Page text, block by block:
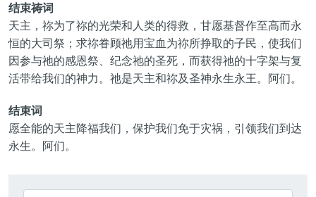
结束祷词
天主，祢为了祢的光荣和人类的得救，甘愿基督作至高而永
恒的大司祭；求祢眷顾祂用宝血为祢所挣取的子民，使我们
因参与祂的感恩祭、纪念祂的圣死，而获得祂的十字架与复
活带给我们的神力。祂是天主和祢及圣神永生永王。阿们。
结束词
愿全能的天主降福我们，保护我们免于灾祸，引领我们到达
永生。阿们。